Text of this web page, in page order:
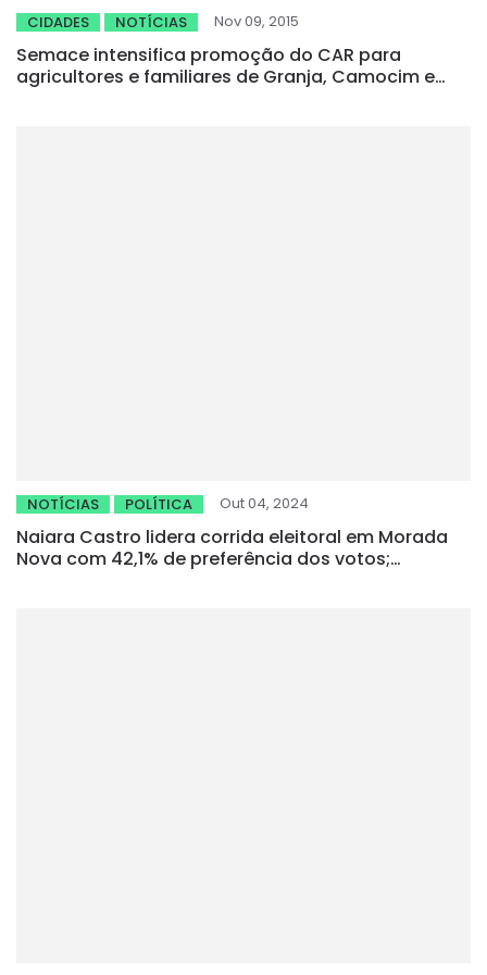
CIDADES NOTÍCIAS Nov 09, 2015
Semace intensifica promoção do CAR para
agricultores e familiares de Granja, Camocim e
NOTÍCIAS POLÍTICA Out 04, 2024
Naiara Castro lidera corrida eleitoral em Morada
Nova com 42,1% de preferência dos votos;